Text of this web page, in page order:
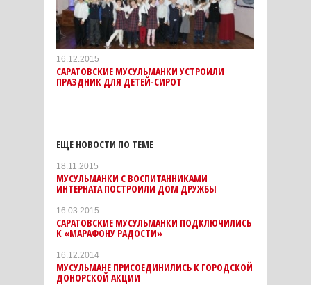
16.12.2015
САРАТОВСКИЕ МУСУЛЬМАНКИ УСТРОИЛИ
ПРАЗДНИК ДЛЯ ДЕТЕЙ-СИРОТ
ЕЩЕ НОВОСТИ ПО ТЕМЕ
18.11.2015
МУСУЛЬМАНКИ С ВОСПИТАННИКАМИ
ИНТЕРНАТА ПОСТРОИЛИ ДОМ ДРУЖБЫ
16.03.2015
САРАТОВСКИЕ МУСУЛЬМАНКИ ПОДКЛЮЧИЛИСЬ
К «МАРАФОНУ РАДОСТИ»
16.12.2014
МУСУЛЬМАНЕ ПРИСОЕДИНИЛИСЬ К ГОРОДСКОЙ
ДОНОРСКОЙ АКЦИИ